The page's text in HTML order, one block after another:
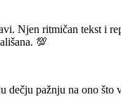
Njen ritmičan tekst i
💯
pažnju na ono što